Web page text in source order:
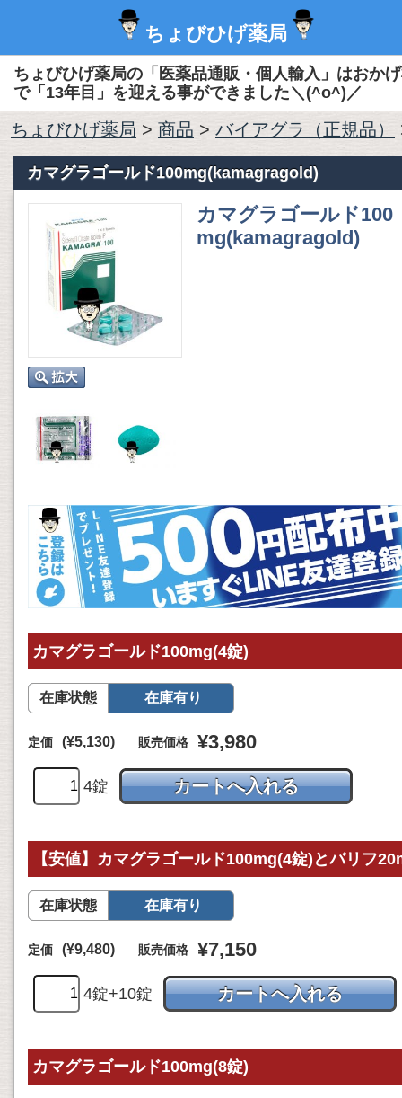
ちょびひげ薬局
ちょびひげ薬局の「医薬品通販・個人輸入」はおか
で「13年目」を迎える事ができました＼(^o^)／
ちょびひげ薬局 > 商品 > バイアグラ（正規品）
カマグラゴールド100mg(kamagragold)
カマグラゴールド100
mg(kamagragold)
カマグラゴールド100mg(4錠)
在庫状態 在庫有り
定価 (¥5,130) 販売価格 ¥3,980
4錠
【安値】カマグラゴールド100mg(4錠)とバリフ
在庫状態 在庫有り
定価 (¥9,480) 販売価格 ¥7,150
4錠+10錠
カマグラゴールド100mg(8錠)